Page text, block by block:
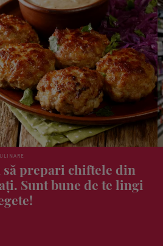
din supermarket
reduce colesterolul,
și tensiunea